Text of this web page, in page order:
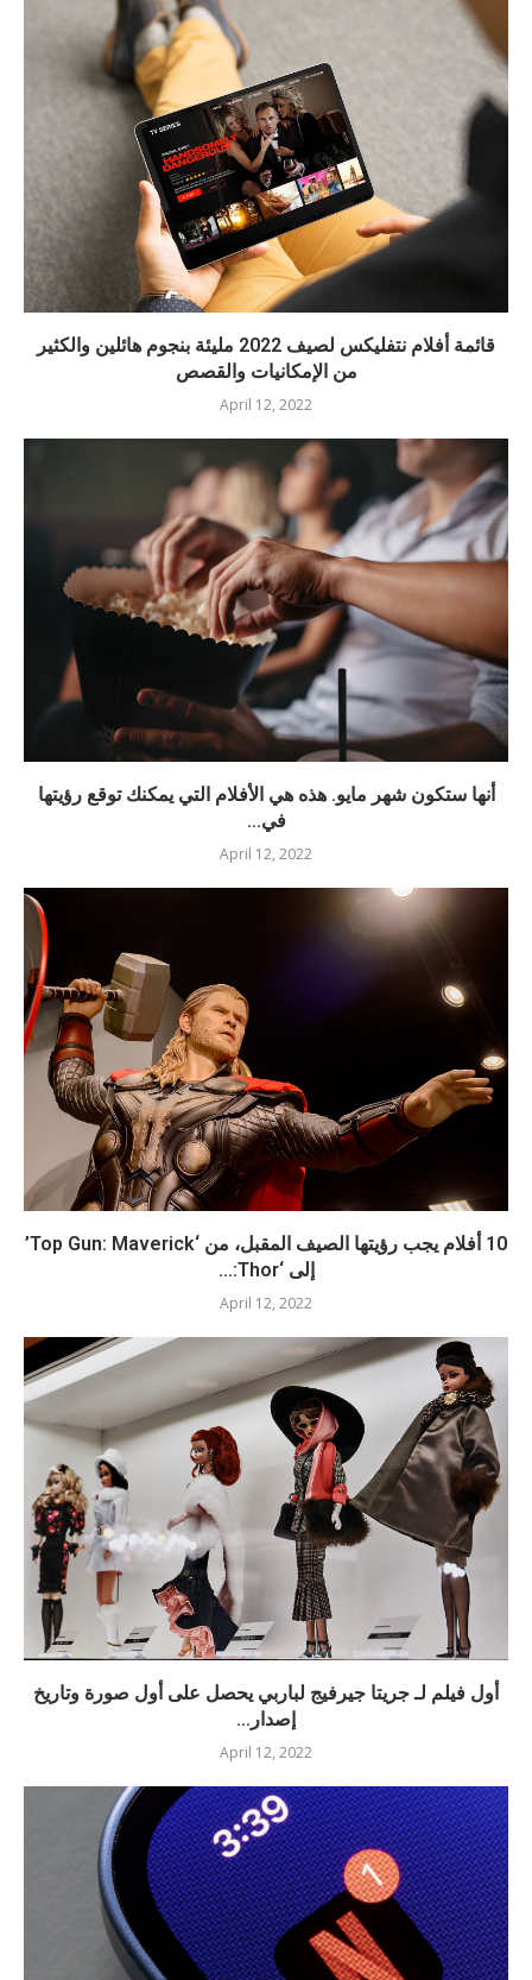
قائمة أفلام نتفليكس لصيف 2022 مليئة بنجوم هائلين والكثير
من الإمكانيات والقصص
April 12, 2022
أنها ستكون شهر مايو. هذه هي الأفلام التي يمكنك توقع رؤيتها
في...
April 12, 2022
10 أفلام يجب رؤيتها الصيف المقبل، من ‘Top Gun: Maverick’
إلى ‘Thor:...
April 12, 2022
أول فيلم لـ جريتا جيرفيج لباربي يحصل على أول صورة وتاريخ
إصدار...
April 12, 2022